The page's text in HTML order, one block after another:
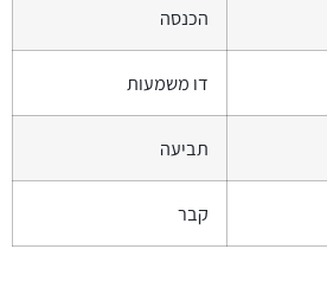
הכנסה
דו משמעות
תביעה
קבר